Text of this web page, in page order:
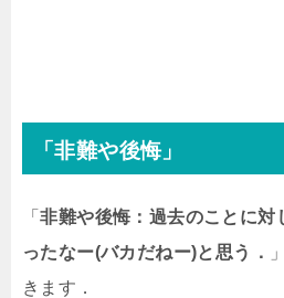
「非難や後悔」
「非難や後悔：過去のことに対
ったなー(バカだねー)と思う．
きます．